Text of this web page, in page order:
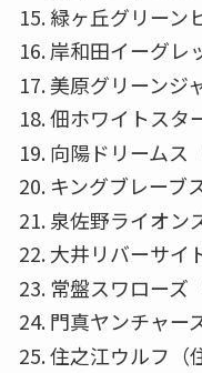
緑ヶ丘グリーン
岸和田イーグレ
美原グリーンジ
佃ホワイトスタ
向陽ドリームス
キングブレーブ
泉佐野ライオン
大井リバーサイ
常盤スワローズ
門真ヤンチャー
住之江ウルフ（